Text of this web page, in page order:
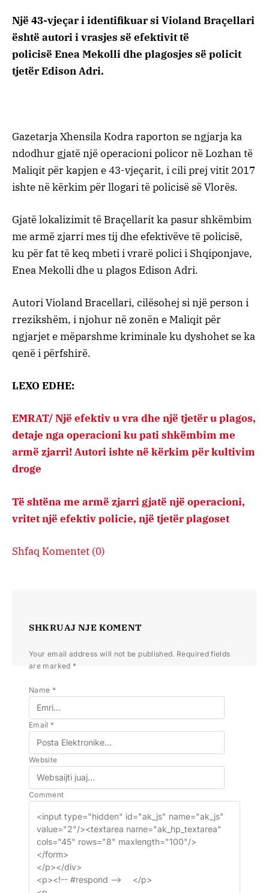
Një 43-vjeçar i identifikuar si Violand Braçellari
është autori i vrasjes së efektivit të
policisë Enea Mekolli dhe plagosjes së policit
tjetër Edison Adri.
Gazetarja Xhensila Kodra raporton se ngjarja ka
ndodhur gjatë një operacioni policor në Lozhan të
Maliqit për kapjen e 43-vjeçarit, i cili prej vitit 2017
ishte në kërkim për llogari të policisë së Vlorës.
Gjatë lokalizimit të Braçellarit ka pasur shkëmbim
me armë zjarri mes tij dhe efektivëve të policisë,
ku për fat të keq mbeti i vrarë polici i Shqiponjave,
Enea Mekolli dhe u plagos Edison Adri.
Autori Violand Bracellari, cilësohej si një person i
rrezikshëm, i njohur në zonën e Maliqit për
ngjarjet e mëparshme kriminale ku dyshohet se ka
qenë i përfshirë.
LEXO EDHE:
EMRAT/ Një efektiv u vra dhe një tjetër u plagos,
detaje nga operacioni ku pati shkëmbim me
armë zjarri! Autori ishte në kërkim për kultivim
droge
Të shtëna me armë zjarri gjatë një operacioni,
vritet një efektiv policie, një tjetër plagoset
Shfaq Komentet (0)
SHKRUAJ NJE KOMENT
Your email address will not be published. Required fields
are marked *
Name *
Email *
Website
Comment